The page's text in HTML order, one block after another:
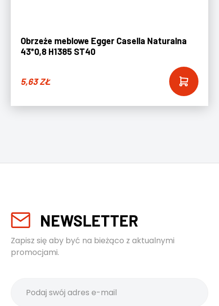
Obrzeże meblowe Egger Casella Naturalna
43*0,8 H1385 ST40
5,63ZŁ
NEWSLETTER
Zapisz się aby być na bieżąco z aktualnymi
promocjami.